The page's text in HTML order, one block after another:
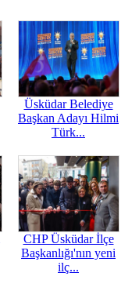
Üsküdar Belediye
Başkan Adayı Hilmi
Türk...
CHP Üsküdar İlçe
Başkanlığı'nın yeni
ilç...